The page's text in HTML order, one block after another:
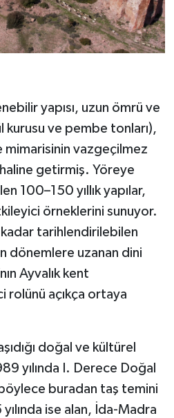
yapısı, uzun ömrü ve
kurusu ve pembe tonları),
mimarisinin vazgeçilmez
getirmiş. Yöreye
100–150 yıllık yapılar,
örneklerini sunuyor.
kadar tarihlendirilebilen
dönemlere uzanan dini
Ayvalık kent
rolünü açıkça ortaya
doğal ve kültürel
yılında I. Derece Doğal
buradan taş temini
ise alan, İda-Madra